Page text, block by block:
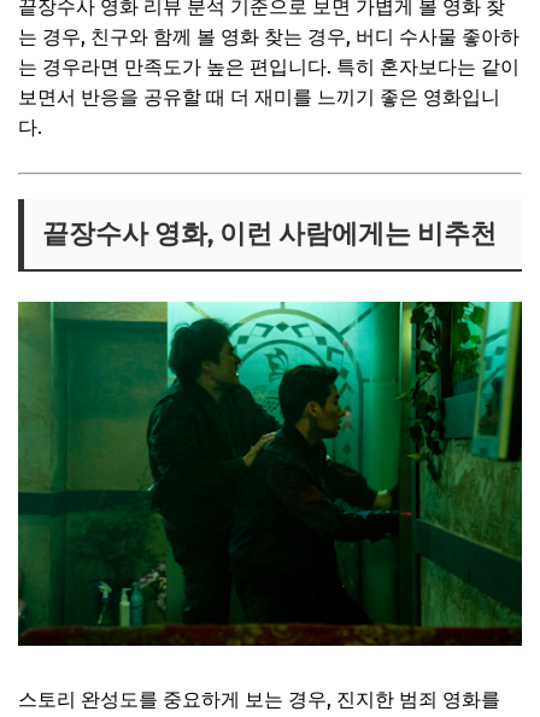
끝장수사 영화 리뷰 분석 기준으로 보면 가볍게 볼 영화 찾
는 경우, 친구와 함께 볼 영화 찾는 경우, 버디 수사물 좋아하
는 경우라면 만족도가 높은 편입니다. 특히 혼자보다는 같이
보면서 반응을 공유할 때 더 재미를 느끼기 좋은 영화입니
다.
끝장수사 영화, 이런 사람에게는 비추천
스토리 완성도를 중요하게 보는 경우, 진지한 범죄 영화를